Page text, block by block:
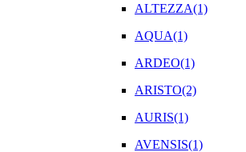
ALTEZZA(1)
AQUA(1)
ARDEO(1)
ARISTO(2)
AURIS(1)
AVENSIS(1)